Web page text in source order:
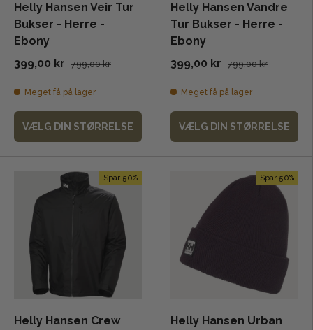
Helly Hansen Veir Tur
Bukser - Herre -
Ebony
399,00 kr
799,00 kr
Meget få på lager
VÆLG DIN STØRRELSE
Helly Hansen Vandre
Tur Bukser - Herre -
Ebony
399,00 kr
799,00 kr
Meget få på lager
VÆLG DIN STØRRELSE
Spar 50%
Helly Hansen Crew
Spar 50%
Helly Hansen Urban